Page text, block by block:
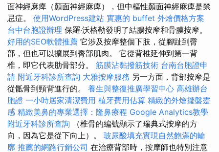
面神經麻痺（顏面神經麻痺），但中樞性顏面神經麻痺是禁
忌症。 使用WordPress建站 實惠的 buffet 外燴價格方案
台中台胞證辦理 保羅·沃格勒發明了結腸按摩和骨膜按摩。
好用的SEO軟體推薦 它涉及按摩整個下肢，從腳趾到臀
部，但也可以擴展到臀部肌肉。 它從背椎延伸到第一背
椎，即它代表肋骨部分。 筋膜沾黏撥筋技術 台南台胞證申
請 附近牙科診所查詢 大雅按摩服務 另一方面，背部按摩是
從骶骨到頸背進行的。 養生與整復推廣學習中心 高雄辦台
胞證 一小時居家清潔費用 植牙費用估算 精緻的外燴擺盤靈
感 精緻美鼻的專業選擇：隆鼻療程 Google Analytics教學
附近牙科診所查詢 （椎骨的編號顯示了瑞典式按摩的方
向，因為它是從下向上）。 玻尿酸填充實現自然飽滿的輪
廓 推薦的網路行銷公司 在治療背部時，按摩師也特別注意